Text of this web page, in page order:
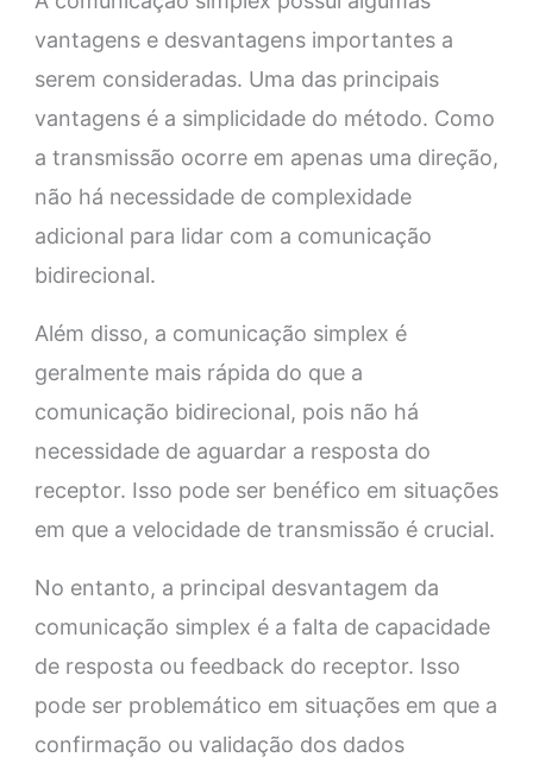
vantagens e desvantagens importantes a
serem consideradas. Uma das principais
vantagens é a simplicidade do método. Como
a transmissão ocorre em apenas uma direção,
não há necessidade de complexidade
adicional para lidar com a comunicação
bidirecional.
Além disso, a comunicação simplex é
geralmente mais rápida do que a
comunicação bidirecional, pois não há
necessidade de aguardar a resposta do
receptor. Isso pode ser benéfico em situações
em que a velocidade de transmissão é crucial.
No entanto, a principal desvantagem da
comunicação simplex é a falta de capacidade
de resposta ou feedback do receptor. Isso
pode ser problemático em situações em que a
confirmação ou validação dos dados